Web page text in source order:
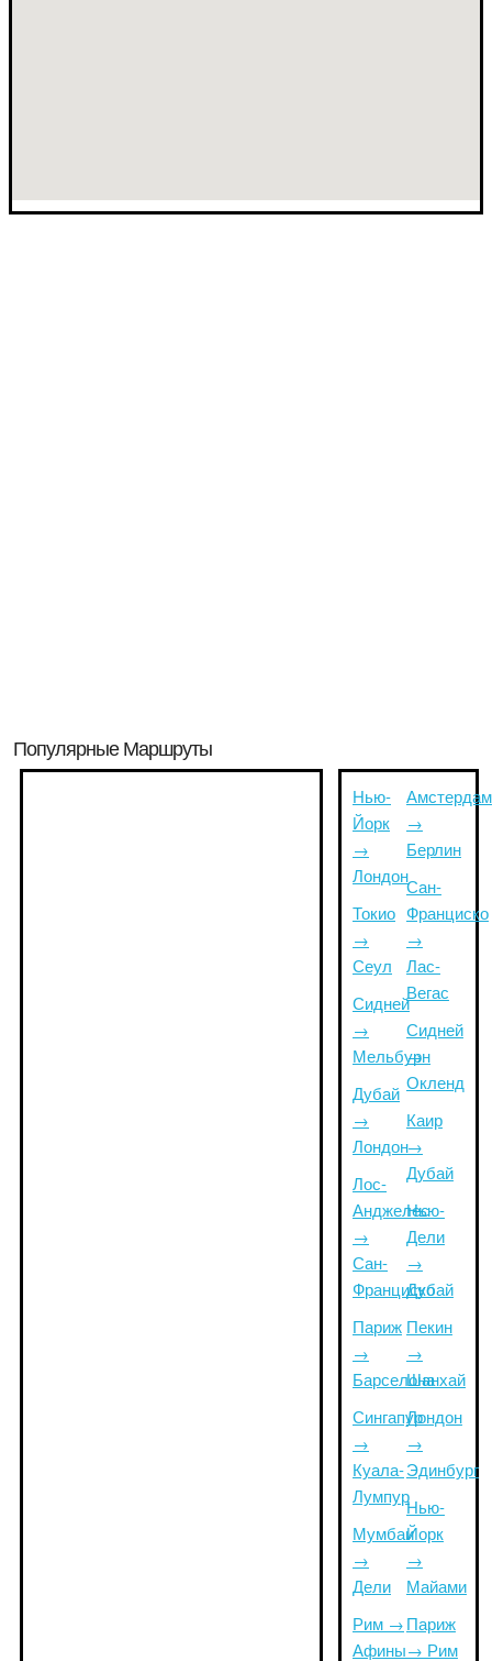
Популярные Маршруты
Нью-
Йорк
→
Лондон
Токио
→
Сеул
Сидней
→
Мельбурн
Дубай
→
Лондон
Лос-
Анджелес
→
Сан-
Франциско
Париж
→
Барселона
Сингапур
→
Куала-
Лумпур
Мумбаи
→
Дели
Рим →
Афины
Амстердам
→
Берлин
Сан-
Франциско
→
Лас-
Вегас
Сидней
→
Окленд
Каир
→
Дубай
Нью-
Дели
→
Дубай
Пекин
→
Шанхай
Лондон
→
Эдинбург
Нью-
Йорк
→
Майами
Париж
→ Рим